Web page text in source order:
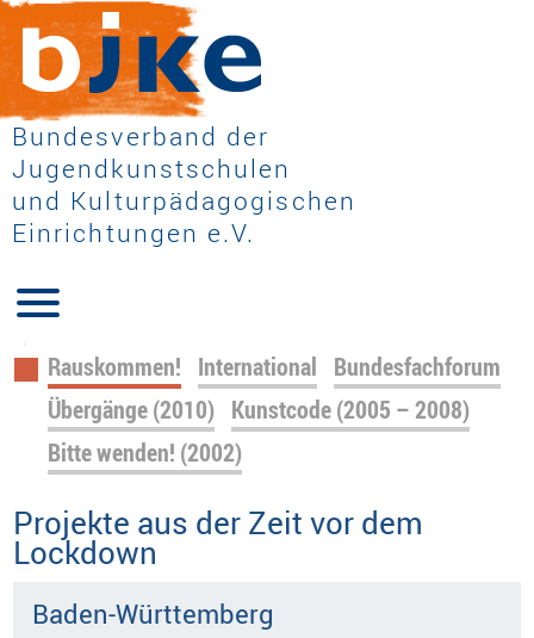
Bundesverband der
Jugendkunstschulen
und Kulturpädagogischen
Einrichtungen e.V.
Navigation
überspringen
Rauskommen! International Bundesfachforum
Übergänge (2010) Kunstcode (2005 – 2008)
Bitte wenden! (2002)
Projekte aus der Zeit vor dem
Lockdown
Baden-Württemberg